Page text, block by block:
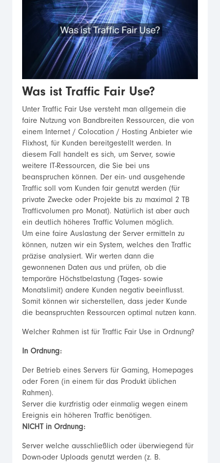
Was ist Traffic Fair Use?
Unter Traffic Fair Use versteht man allgemein die
faire Nutzung von Bandbreiten Ressourcen, die von
einem Internet / Colocation / Hosting Anbieter wie
Flixhost, für Kunden bereitgestellt werden. In
diesem Fall handelt es sich, um Server, sowie
weitere IT-Ressourcen, die Sie bei uns
beanspruchen können. Der ein- und ausgehende
Traffic soll vom Kunden fair genutzt werden (für
private Zwecke oder Projekte bis zu maximal 2 TB
Trafficvolumen pro Monat). Natürlich ist aber auch
ein deutlich höheres Traffic Volumen möglich.
Um eine faire Auslastung der Server ermitteln zu
können, nutzen wir ein System, welches den Traffic
präzise analysiert. Wir werten dann die
gewonnenen Daten aus und prüfen, ob die
temporäre Höchstbelastung (Tages- sowie
Monatslimit) andere Kunden negativ beeinflusst.
Somit können wir sicherstellen, dass jeder Kunde
die beanspruchten Ressourcen optimal nutzen kann.
Welcher Rahmen ist für Traffic Fair Use in Ordnung?
In Ordnung:
Der Betrieb eines Servers für Gaming, Homepages
oder Foren (in einem für das Produkt üblichen
Rahmen).
Server die kurzfristig oder einmalig wegen einem
Ereignis ein höheren Traffic benötigen.
NICHT in Ordnung:
Server welche ausschließlich oder überwiegend für
Down-oder Uploads genutzt werden (z. B.